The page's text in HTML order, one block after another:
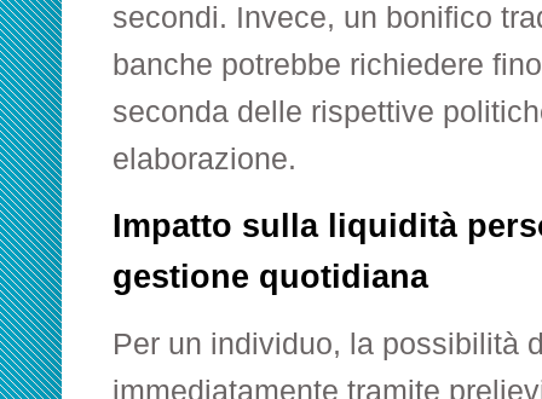
secondi. Invece, un bonifico
banche potrebbe richiedere
seconda delle rispettive
elaborazione.
Impatto sulla liquidità
gestione quotidiana
Per un individuo, la possibilità
immediatamente tramite